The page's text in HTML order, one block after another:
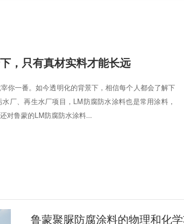
，只有真材实料才能长远
你一番。如今透明化的背景下，相信每个人都会了解下
厂、再生水厂项目，LM防腐防水涂料也是常用涂料，
对鲁蒙的LM防腐防水涂料...
鲁蒙聚脲防腐涂料的物理和化